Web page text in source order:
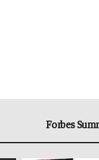
Forbes